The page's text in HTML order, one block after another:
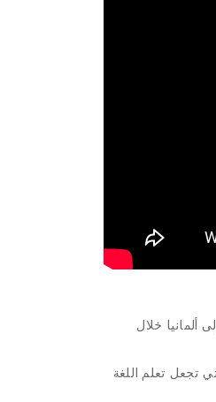
ألمانيا خلال
تجعل تعلم اللغة